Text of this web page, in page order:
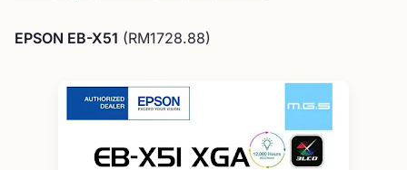
EPSON EB-X51 (RM1728.88)